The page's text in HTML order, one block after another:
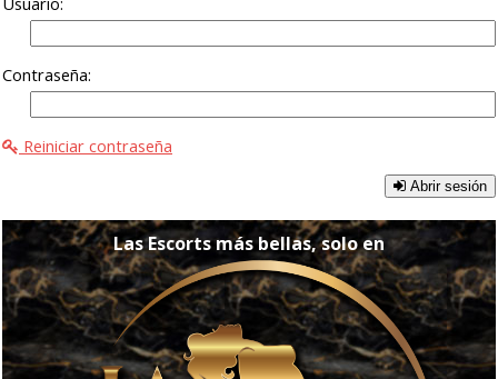
Contraseña:
Reiniciar contraseña
Abrir sesión
Las Escorts más bellas, solo en